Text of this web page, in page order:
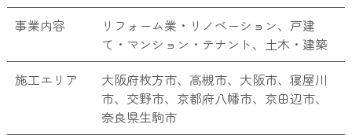
事業内容
リフォーム業・リノベーション、戸建
て・マンション・テナント、土木・建築
施工エリア
大阪府枚方市、高槻市、大阪市、寝屋川
市、交野市、京都府八幡市、京田辺市、
奈良県生駒市